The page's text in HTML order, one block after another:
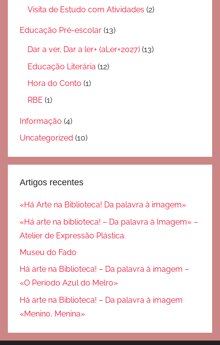
Visita de Estudo com Atividades (2)
Educação Pré-escolar (13)
Dar a ver, Dar a ler+ (aLer+2027) (13)
Educação Literária (12)
Hora do Conto (1)
RBE (1)
Informação (4)
Uncategorized (10)
Artigos recentes
«Há Arte na Biblioteca! Da palavra à imagem»
«Há arte na biblioteca! – Da palavra à Imagem» –
Atelier de Expressão Plástica.
Museu do Fado
Há arte na Biblioteca! – Da palavra à imagem –
«O Período Azul do Melro»
Há arte na Biblioteca! – Da palavra à imagem
«Menino, Menina»